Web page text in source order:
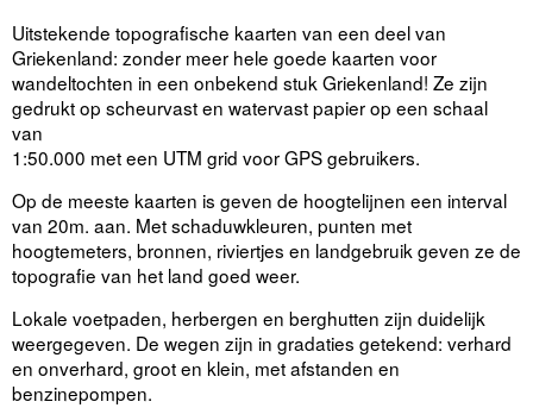
Uitstekende topografische kaarten van een deel van
Griekenland: zonder meer hele goede kaarten voor
wandeltochten in een onbekend stuk Griekenland! Ze zijn
gedrukt op scheurvast en watervast papier op een schaal
van
1:50.000 met een UTM grid voor GPS gebruikers.
Op de meeste kaarten is geven de hoogtelijnen een interval
van 20m. aan. Met schaduwkleuren, punten met
hoogtemeters, bronnen, riviertjes en landgebruik geven ze de
topografie van het land goed weer.
Lokale voetpaden, herbergen en berghutten zijn duidelijk
weergegeven. De wegen zijn in gradaties getekend: verhard
en onverhard, groot en klein, met afstanden en
benzinepompen.